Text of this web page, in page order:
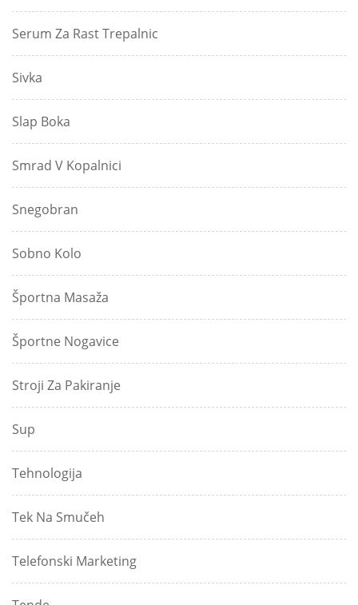
Serum Za Rast Trepalnic
Sivka
Slap Boka
Smrad V Kopalnici
Snegobran
Sobno Kolo
Športna Masaža
Športne Nogavice
Stroji Za Pakiranje
Sup
Tehnologija
Tek Na Smučeh
Telefonski Marketing